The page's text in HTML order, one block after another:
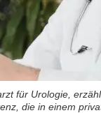
für Urologie,
die in einem